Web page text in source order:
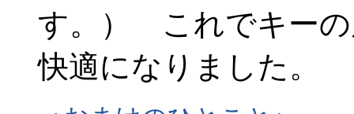
す。） これでキーの
快適になりました。